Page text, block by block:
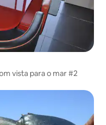
vista para o mar #2